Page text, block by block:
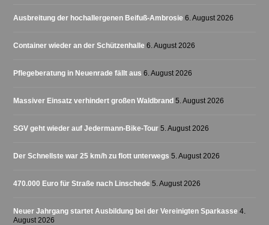
Ausbreitung der hochallergenen Beifuß-Ambrosie 6. August 2026
Container wieder an der Schützenhalle 6. August 2026
Pflegeberatung in Neuenrade fällt aus 6. August 2026
Massiver Einsatz verhindert großen Waldbrand 5. August 2026
SGV geht wieder auf Jedermann-Bike-Tour 5. August 2026
Der Schnellste war 25 km/h zu flott unterwegs 5. August 2026
470.000 Euro für Straße nach Linschede 5. August 2026
Neuer Jahrgang startet Ausbildung bei der Vereinigten Sparkasse 4.
August 2026